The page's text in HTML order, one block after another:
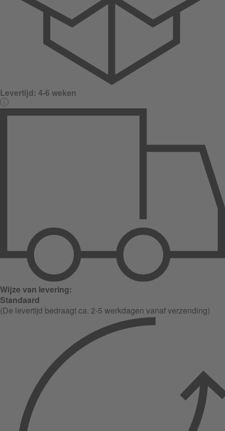
Levertijd: 4-6 weken
Wijze van levering:
Standaard
(De levertijd bedraagt ca. 2-5 werkdagen vanaf verzending)